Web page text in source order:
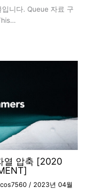
니다. Queue 자료 구
열 압축 [2020
/ 2023년 04월